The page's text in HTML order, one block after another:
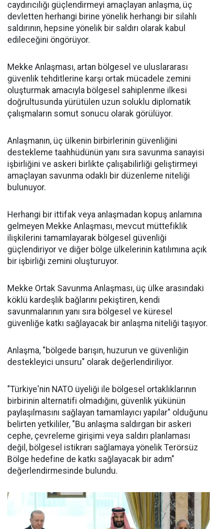
caydırıcılığı güçlendirmeyi amaçlayan anlaşma, üç
devletten herhangi birine yönelik herhangi bir silahlı
saldırının, hepsine yönelik bir saldırı olarak kabul
edileceğini öngörüyor.
Mekke Anlaşması, artan bölgesel ve uluslararası
güvenlik tehditlerine karşı ortak mücadele zemini
oluşturmak amacıyla bölgesel sahiplenme ilkesi
doğrultusunda yürütülen uzun soluklu diplomatik
çalışmaların somut sonucu olarak görülüyor.
Anlaşmanın, üç ülkenin birbirlerinin güvenliğini
destekleme taahhüdünün yanı sıra savunma sanayisi
işbirliğini ve askeri birlikte çalışabilirliği geliştirmeyi
amaçlayan savunma odaklı bir düzenleme niteliği
bulunuyor.
Herhangi bir ittifak veya anlaşmadan kopuş anlamına
gelmeyen Mekke Anlaşması, mevcut müttefiklik
ilişkilerini tamamlayarak bölgesel güvenliği
güçlendiriyor ve diğer bölge ülkelerinin katılımına açık
bir işbirliği zemini oluşturuyor.
Mekke Ortak Savunma Anlaşması, üç ülke arasındaki
köklü kardeşlik bağlarını pekiştiren, kendi
savunmalarının yanı sıra bölgesel ve küresel
güvenliğe katkı sağlayacak bir anlaşma niteliği taşıyor.
Anlaşma, "bölgede barışın, huzurun ve güvenliğin
destekleyici unsuru" olarak değerlendiriliyor.
"Türkiye'nin NATO üyeliği ile bölgesel ortaklıklarının
birbirinin alternatifi olmadığını, güvenlik yükünün
paylaşılmasını sağlayan tamamlayıcı yapılar" olduğunu
belirten yetkililer, "Bu anlaşma saldırgan bir askeri
cephe, çevreleme girişimi veya saldırı planlaması
değil, bölgesel istikrarı sağlamaya yönelik Terörsüz
Bölge hedefine de katkı sağlayacak bir adım"
değerlendirmesinde bulundu.